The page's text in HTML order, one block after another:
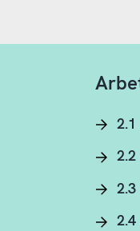
2.1
2.2
2.3
2.4